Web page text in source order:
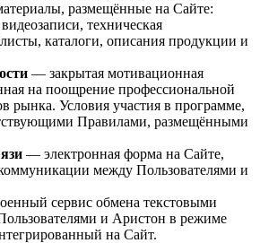
размещённые на Сайте:
техническая
каталоги, описания продукции и
— закрытая мотивационная
на поощрение профессиональной
рынка. Условия участия в программе,
Правилами, размещёнными
— электронная форма на Сайте,
между Пользователями и
сервис обмена текстовыми
и Аристон в режиме
на Сайт.